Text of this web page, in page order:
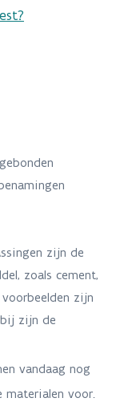
zijn de
zoals cement,
zijn
zijn de
vandaag nog
materialen voor.